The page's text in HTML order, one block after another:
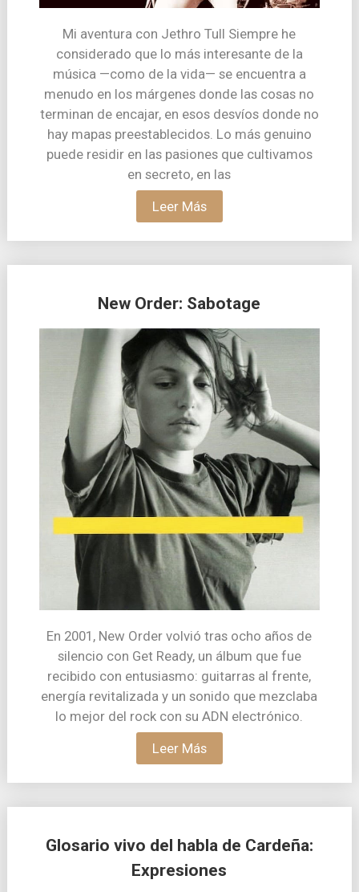
Mi aventura con Jethro Tull Siempre he
considerado que lo más interesante de la
música —como de la vida— se encuentra a
menudo en los márgenes donde las cosas no
terminan de encajar, en esos desvíos donde no
hay mapas preestablecidos. Lo más genuino
puede residir en las pasiones que cultivamos
en secreto, en las
Leer Más
New Order: Sabotage
En 2001, New Order volvió tras ocho años de
silencio con Get Ready, un álbum que fue
recibido con entusiasmo: guitarras al frente,
energía revitalizada y un sonido que mezclaba
lo mejor del rock con su ADN electrónico.
Leer Más
Glosario vivo del habla de Cardeña:
Expresiones